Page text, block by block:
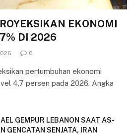
EKONOMI
DI 2026
0
pertumbuhan ekonomi
4,7 persen pada 2026. Angka
GEMPUR LEBANON SAAT AS-
GENCATAN SENJATA, IRAN